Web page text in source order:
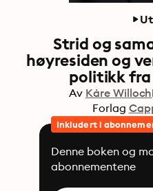
Strid og
høyresiden og
politikk fra
Av Kåre Willoch
Forlag
Inkludert i
Denne boken og
abonnementene